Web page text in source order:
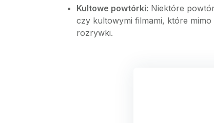
Kultowe powtórki: Niektóre
czy kultowymi filmami, które mimo
rozrywki.